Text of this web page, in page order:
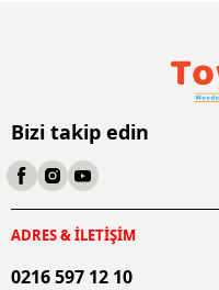
Bizi takip edin
ADRES & İLETİŞİM
0216 597 12 10